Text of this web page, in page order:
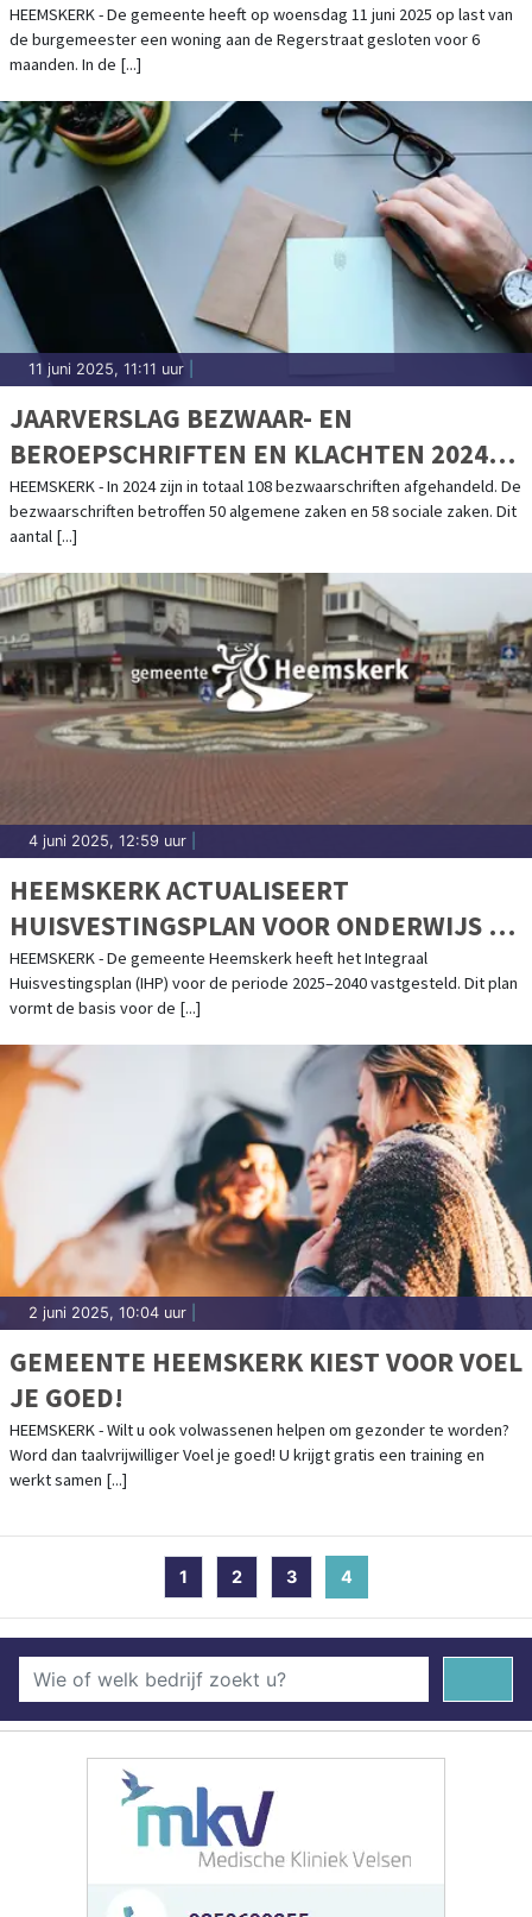
HEEMSKERK - De gemeente heeft op woensdag 11 juni 2025 op last van
de burgemeester een woning aan de Regerstraat gesloten voor 6
maanden. In de [...]
11 juni 2025, 11:11 uur
JAARVERSLAG BEZWAAR- EN
BEROEPSCHRIFTEN EN KLACHTEN 2024
VASTGESTELD
HEEMSKERK - In 2024 zijn in totaal 108 bezwaarschriften afgehandeld. De
bezwaarschriften betroffen 50 algemene zaken en 58 sociale zaken. Dit
aantal [...]
4 juni 2025, 12:59 uur
HEEMSKERK ACTUALISEERT
HUISVESTINGSPLAN VOOR ONDERWIJS EN
SPORTVOORZIENINGEN
HEEMSKERK - De gemeente Heemskerk heeft het Integraal
Huisvestingsplan (IHP) voor de periode 2025–2040 vastgesteld. Dit plan
vormt de basis voor de [...]
2 juni 2025, 10:04 uur
GEMEENTE HEEMSKERK KIEST VOOR VOEL
JE GOED!
HEEMSKERK - Wilt u ook volwassenen helpen om gezonder te worden?
Word dan taalvrijwilliger Voel je goed! U krijgt gratis een training en
werkt samen [...]
1 2 3 4